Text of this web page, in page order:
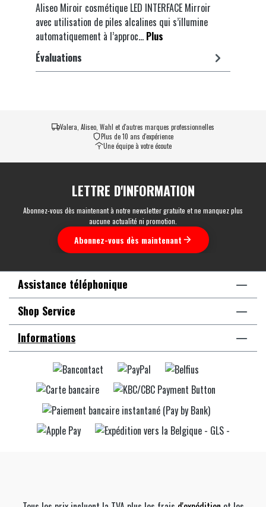
Aliseo Miroir cosmétique LED INTERFACE Mirroir
avec utilisation de piles alcalines qui s’illumine
automatiquement à l’approc… Plus
Évaluations
Valera, Aliseo, Wahl et d'autres marques professionnelles
Plus de 10 ans d'expérience
Une équipe à votre écoute
LETTRE D'INFORMATION
Abonnez-vous dès maintenant à notre newsletter gratuite et ne manquez plus
aucune actualité ni promotion.
Abonnez-vous dès maintenant
Assistance téléphonique
Shop Service
Informations